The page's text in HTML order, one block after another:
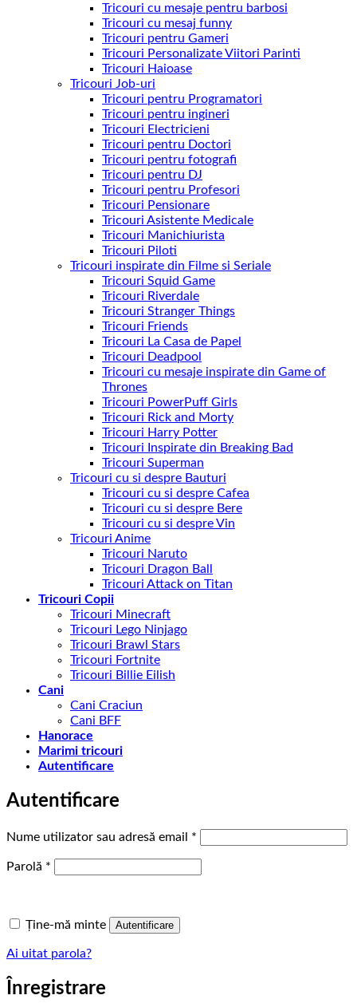
Tricouri cu mesaje pentru barbosi
Tricouri cu mesaj funny
Tricouri pentru Gameri
Tricouri Personalizate Viitori Parinti
Tricouri Haioase
Tricouri Job-uri
Tricouri pentru Programatori
Tricouri pentru ingineri
Tricouri Electricieni
Tricouri pentru Doctori
Tricouri pentru fotografi
Tricouri pentru DJ
Tricouri pentru Profesori
Tricouri Pensionare
Tricouri Asistente Medicale
Tricouri Manichiurista
Tricouri Piloti
Tricouri inspirate din Filme si Seriale
Tricouri Squid Game
Tricouri Riverdale
Tricouri Stranger Things
Tricouri Friends
Tricouri La Casa de Papel
Tricouri Deadpool
Tricouri cu mesaje inspirate din Game of
Thrones
Tricouri PowerPuff Girls
Tricouri Rick and Morty
Tricouri Harry Potter
Tricouri Inspirate din Breaking Bad
Tricouri Superman
Tricouri cu si despre Bauturi
Tricouri cu si despre Cafea
Tricouri cu si despre Bere
Tricouri cu si despre Vin
Tricouri Anime
Tricouri Naruto
Tricouri Dragon Ball
Tricouri Attack on Titan
Tricouri Copii
Tricouri Minecraft
Tricouri Lego Ninjago
Tricouri Brawl Stars
Tricouri Fortnite
Tricouri Billie Eilish
Cani
Cani Craciun
Cani BFF
Hanorace
Marimi tricouri
Autentificare
Autentificare
Nume utilizator sau adresă email *
Parolă *
Ține-mă minte Autentificare
Ai uitat parola?
Înregistrare